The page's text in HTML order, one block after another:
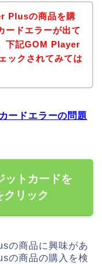
Plusの商品を購
ードエラーが出て
下記GOM Player
ックされてみては
ードエラーの問題
トカードを
クリック
の商品に興味があ
の商品の購入を検